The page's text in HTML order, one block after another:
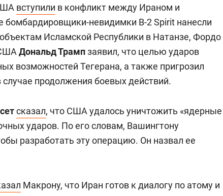
вступили в конфликт между Ираном и
бомбардировщики-невидимки B-2 Spirit нанесли
Исламской Республики в Натанзе, Фордо
Дональд Трампзаявил, что целью ударов
возможностей Тегерана, а также пригрозил
продолжения боевых действий.
сказал, что США удалось уничтожить «ядерные
ударов. По его словам, Вашингтону
разработать эту операцию. Он назвал ее
Макрону, что Иран готов к диалогу по атому и